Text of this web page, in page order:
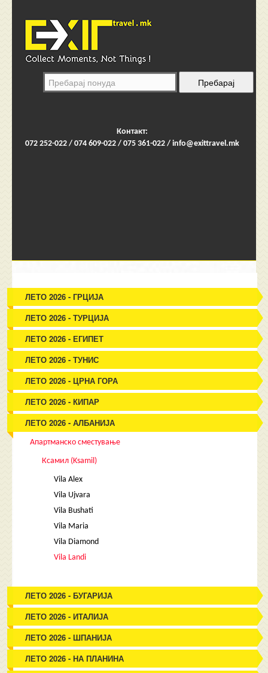
Контакт:
072 252-022 / 074 609-022 / 075 361-022 / info@exittravel.mk
ЛЕТО 2026 - ГРЦИЈА
ЛЕТО 2026 - ТУРЦИЈА
ЛЕТО 2026 - ЕГИПЕТ
ЛЕТО 2026 - ТУНИС
ЛЕТО 2026 - ЦРНА ГОРА
ЛЕТО 2026 - КИПАР
ЛЕТО 2026 - АЛБАНИЈА
Апартманско сместување
Ксамил (Ksamil)
Vila Alex
Vila Ujvara
Vila Bushati
Vila Maria
Vila Diamond
Vila Landi
ЛЕТО 2026 - БУГАРИЈА
ЛЕТО 2026 - ИТАЛИЈА
ЛЕТО 2026 - ШПАНИЈА
ЛЕТО 2026 - НА ПЛАНИНА